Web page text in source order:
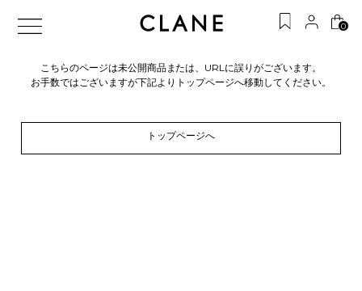
0
こちらのページは未公開商品または、URLに誤りがございます。
お手数ではございますが下記よりトップページへ移動してください。
トップページへ